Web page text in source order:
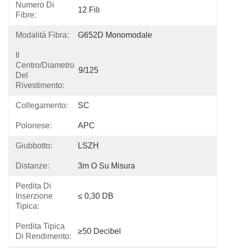
Numero Di
Fibre:
12 Fili
Modalità Fibra: G652D Monomodale
Centro/diametro
Del
Rivestimento:
9/125
Collegamento: SC
Polonese: APC
Giubbotto: LSZH
Distanze: 3m O Su Misura
Perdita Di
Inserzione
Tipica:
≤ 0,30 DB
Perdita Tipica
Di Rendimento:
≥50 Decibel